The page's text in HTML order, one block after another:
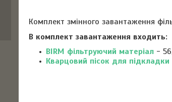
Комплект змінного завантаження
В комплект завантаження входить:
BIRM фільтруючий матеріал -
Кварцовий пісок для підкладки